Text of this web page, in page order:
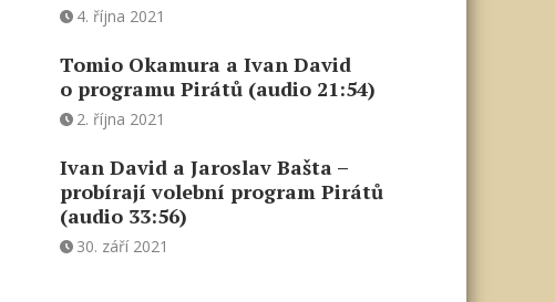
4. října 2021
Tomio Okamura a Ivan David
o programu Pirátů (audio 21:54)
2. října 2021
Ivan David a Jaroslav Bašta –
probírají volební program Pirátů
(audio 33:56)
30. září 2021